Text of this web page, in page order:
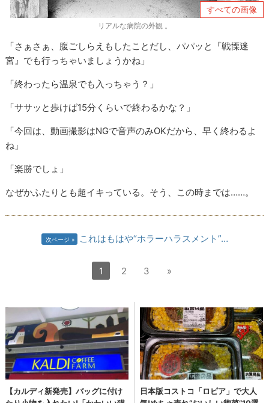
すべての画像
リアルな病院の外観 。
「さぁさぁ、腹ごしらえもしたことだし、パパッと『戦慄迷
宮』でも行っちゃいましょうかね」
「終わったら温泉でも入っちゃう？」
「ササッと歩けば15分くらいで終わるかな？」
「今回は、動画撮影はNGで音声のみOKだから、早く終わるよ
ね」
「楽勝でしょ」
なぜかふたりとも超イキっている。そう、この時までは……。
次ページ これはもはや“ホラーハラスメント”…
1 2 3 »